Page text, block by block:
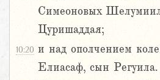
Симеоновых
Цуришаддая;
10:20 и над ополчением
Елиасаф, сын Регуила.